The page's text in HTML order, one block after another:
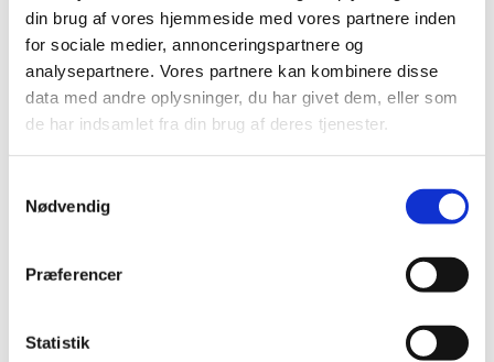
din brug af vores hjemmeside med vores partnere inden
for sociale medier, annonceringspartnere og
analysepartnere. Vores partnere kan kombinere disse
data med andre oplysninger, du har givet dem, eller som
de har indsamlet fra din brug af deres tjenester.
Nødvendig
Præferencer
Statistik
Lægemiddelstyrelsens afgørelse om generelt tilskud til
Monoprost i flaske . (pdf)
Emner
Afgørelser om generelt tilskud til medicin